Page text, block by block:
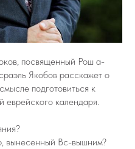
посвященный Рош а-
Якобов расскажет о
подготовиться к
еврейского календаря.
вынесенный Вс-вышним?